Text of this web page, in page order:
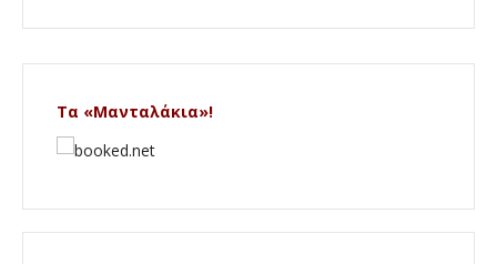
Τα «Μανταλάκια»!